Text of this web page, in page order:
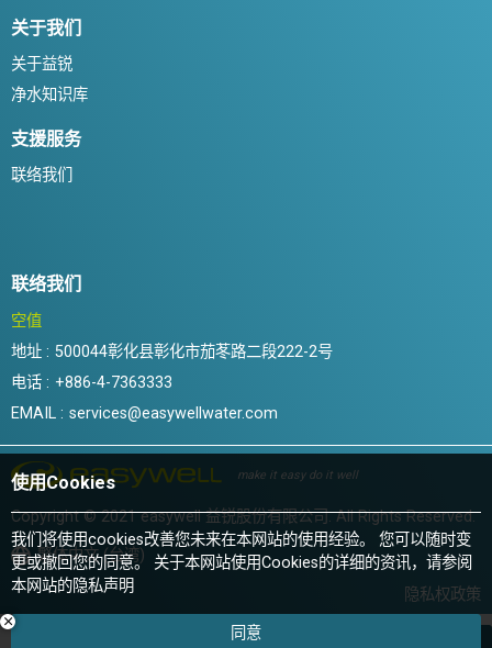
使用Cookies
我们将使用cookies改善您未来在本网站的使用经验。 您可以随时变
更或撤回您的同意。 关于本网站使用Cookies的详细的资讯，请参阅
本网站的隐私声明
同意
关于我们
关于益锐
净水知识库
支援服务
联络我们
联络我们
空值
地址 : 500044彰化县彰化市茄苳路二段222-2号
电话 : +886-4-7363333
EMAIL : services@easywellwater.com
make it easy do it well
Copyright © 2021 easywell 益锐股份有限公司. All Rights Reserved.
繁体中文 (台湾)
隐私权政策